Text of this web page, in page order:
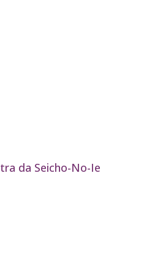
da Seicho-No-Ie